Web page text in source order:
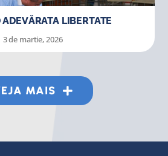
LIBERTATE
3 de martie, 2026
MAIS